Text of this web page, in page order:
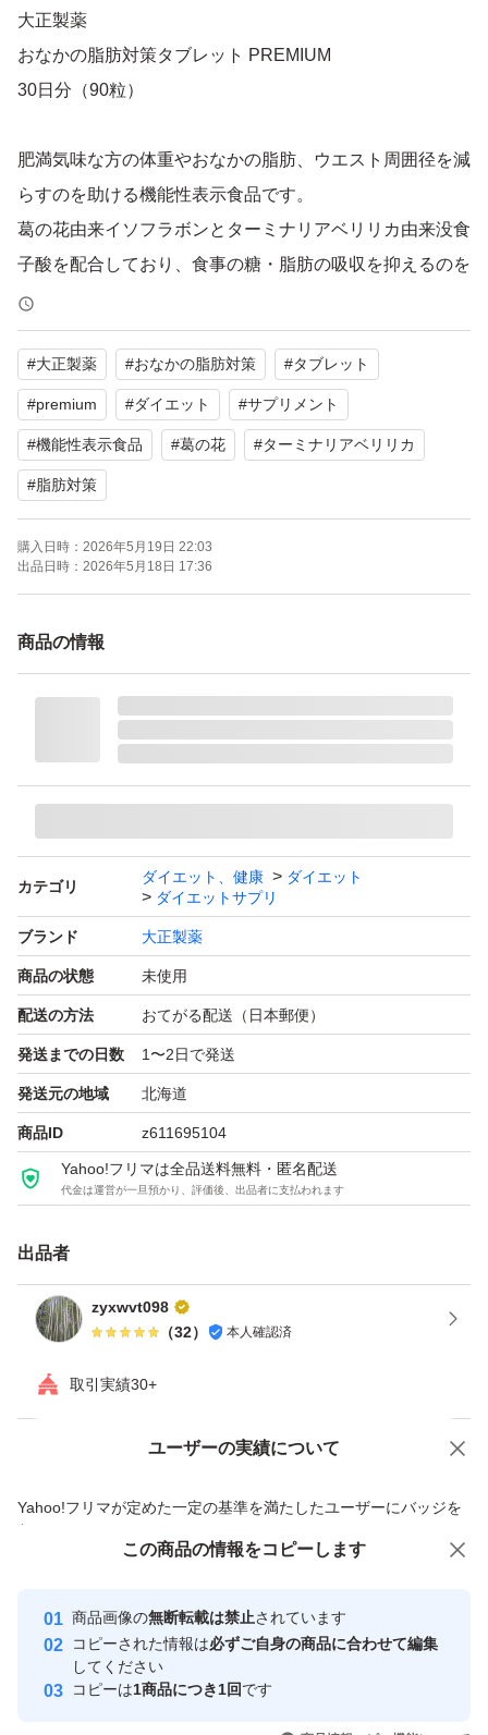
大正製薬
おなかの脂肪対策タブレット PREMIUM
30日分（90粒）
肥満気味な方の体重やおなかの脂肪、ウエスト周囲径を減
らすのを助ける機能性表示食品です。
葛の花由来イソフラボンとターミナリアベリリカ由来没食
子酸を配合しており、食事の糖・脂肪の吸収を抑えるのを
助けます。
【ブランド】大正製薬
【商品名】おなかの脂肪対策タブレット PREMIUM
【内容量】90粒（30日分）
【機能性表示食品】はい
新品未開封
2026年に購入した品です。
おなかの脂肪対策タブレット PREMIUM 30日分/90粒
#大正製薬 #おなかの脂肪対策 #タブレット
#premium #ダイエット #サプリメント
#機能性表示食品 #葛の花 #ターミナリアベリリカ
#脂肪対策
購入日時： 2026年5月19日 22:03
出品日時： 2026年5月18日 17:36
商品の情報
カテゴリ
ダイエット、健康
ダイエット
ダイエットサプリ
ブランド 大正製薬
商品の状態 未使用
配送の方法 おてがる配送（日本郵便）
発送までの日数 1〜2日で発送
発送元の地域 北海道
商品ID z611695104
Yahoo!フリマは全品送料無料・匿名配送
代金は運営が一旦預かり、評価後、出品者に支払われます
出品者
zyxwvt098
（32） 本人確認済
取引実績30+
ユーザーの実績について
Yahoo!フリマが定めた一定の基準を満たしたユーザーにバッジを
付与しています
安心取引出品者
心・安全なユーザーです
取引実績
引を完了させた実績があります
価格の相談 商品への質問
この商品の情報をコピーします
商品画像の無断転載は禁止されています
コピーされた情報は必ずご自身の商品に合わせて編集
してください
コピーは1商品につき1回です
この商品をみている人にオススメ